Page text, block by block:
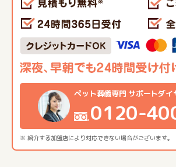
※ 紹介する加盟店により対応できない場合がございます。
ペット葬儀専門 サポートダイ
0120-